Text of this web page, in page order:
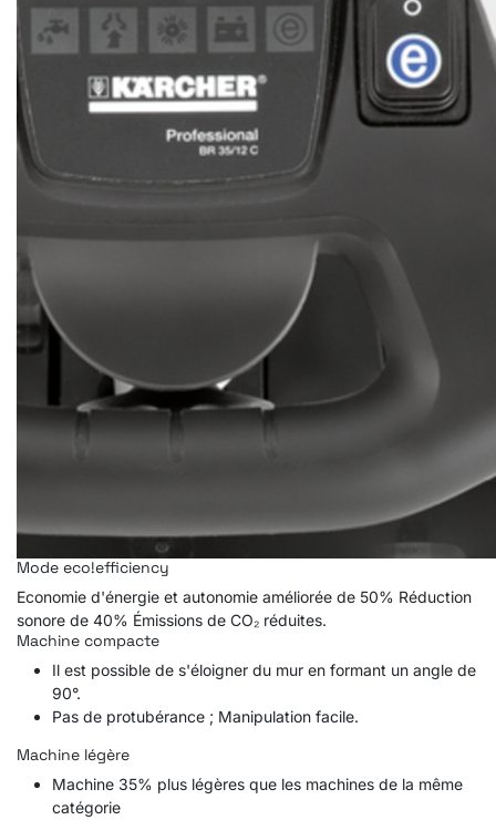
Mode eco!efficiency
Economie d'énergie et autonomie améliorée de 50% Réduction
sonore de 40% Émissions de CO₂ réduites.
Machine compacte
Il est possible de s'éloigner du mur en formant un angle de
90°.
Pas de protubérance ; Manipulation facile.
Machine légère
Machine 35% plus légères que les machines de la même
catégorie